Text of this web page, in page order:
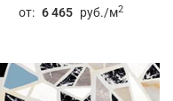
от: 6 465 руб./м2